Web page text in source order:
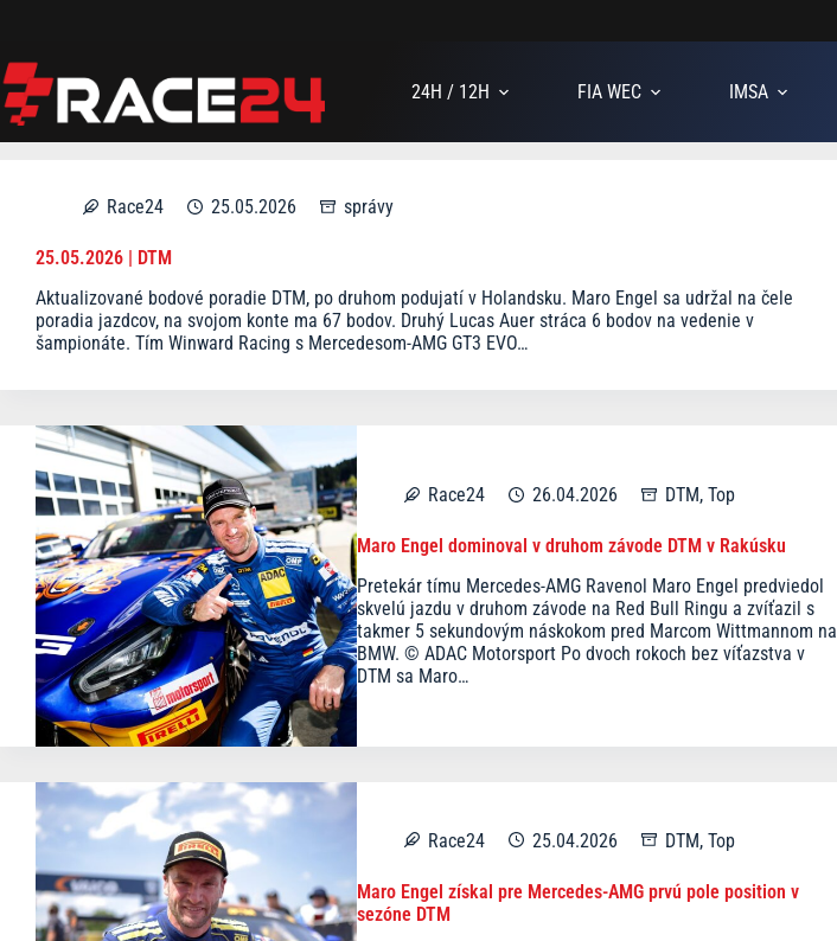
24H / 12H
FIA WEC IMSA
Race24 25.05.2026 správy
25.05.2026 | DTM
Aktualizované bodové poradie DTM, po druhom podujatí v Holandsku. Maro Engel sa udržal na čele
poradia jazdcov, na svojom konte ma 67 bodov. Druhý Lucas Auer stráca 6 bodov na vedenie v
šampionáte. Tím Winward Racing s Mercedesom-AMG GT3 EVO…
Race24 26.04.2026 DTM, Top
Maro Engel dominoval v druhom závode DTM v Rakúsku
Pretekár tímu Mercedes-AMG Ravenol Maro Engel predviedol
skvelú jazdu v druhom závode na Red Bull Ringu a zvíťazil s
takmer 5 sekundovým náskokom pred Marcom Wittmannom na
BMW. © ADAC Motorsport Po dvoch rokoch bez víťazstva v
DTM sa Maro…
Race24 25.04.2026 DTM, Top
Maro Engel získal pre Mercedes-AMG prvú pole position v
sezóne DTM